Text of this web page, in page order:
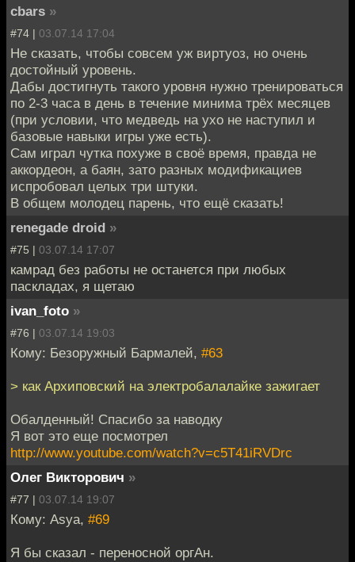
cbars »
#74 | 03.07.14 17:04
Не сказать, чтобы совсем уж виртуоз, но очень
достойный уровень.
Дабы достигнуть такого уровня нужно тренироваться
по 2-3 часа в день в течение минима трёх месяцев
(при условии, что медведь на ухо не наступил и
базовые навыки игры уже есть).
Сам играл чутка похуже в своё время, правда не
аккордеон, а баян, зато разных модификациев
испробовал целых три штуки.
В общем молодец парень, что ещё сказать!
renegade droid »
#75 | 03.07.14 17:07
камрад без работы не останется при любых
паскладах, я щетаю
ivan_foto »
#76 | 03.07.14 19:03
Кому: Безоружный Бармалей, #63
> как Архиповский на электробалалайке зажигает
Обалденный! Спасибо за наводку
Я вот это еще посмотрел
http://www.youtube.com/watch?v=c5T41iRVDrc
Олег Викторович »
#77 | 03.07.14 19:07
Кому: Asya, #69
Я бы сказал - переносной оргАн.